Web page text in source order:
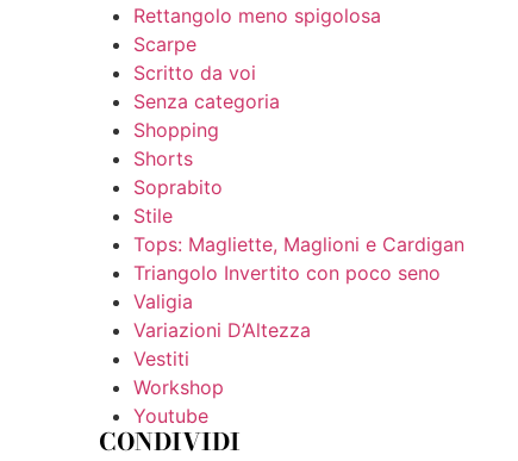
Rettangolo meno spigolosa
Scarpe
Scritto da voi
Senza categoria
Shopping
Shorts
Soprabito
Stile
Tops: Magliette, Maglioni e Cardigan
Triangolo Invertito con poco seno
Valigia
Variazioni D’Altezza
Vestiti
Workshop
Youtube
CONDIVIDI